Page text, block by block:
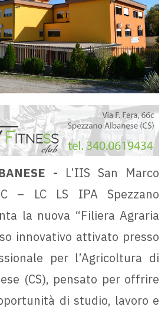
- L’IIS San Marco
– LC LS IPA Spezzano
la nuova “Filiera Agraria
innovativo attivato presso
per l’Agricoltura di
(CS), pensato per offrire
di studio, lavoro e